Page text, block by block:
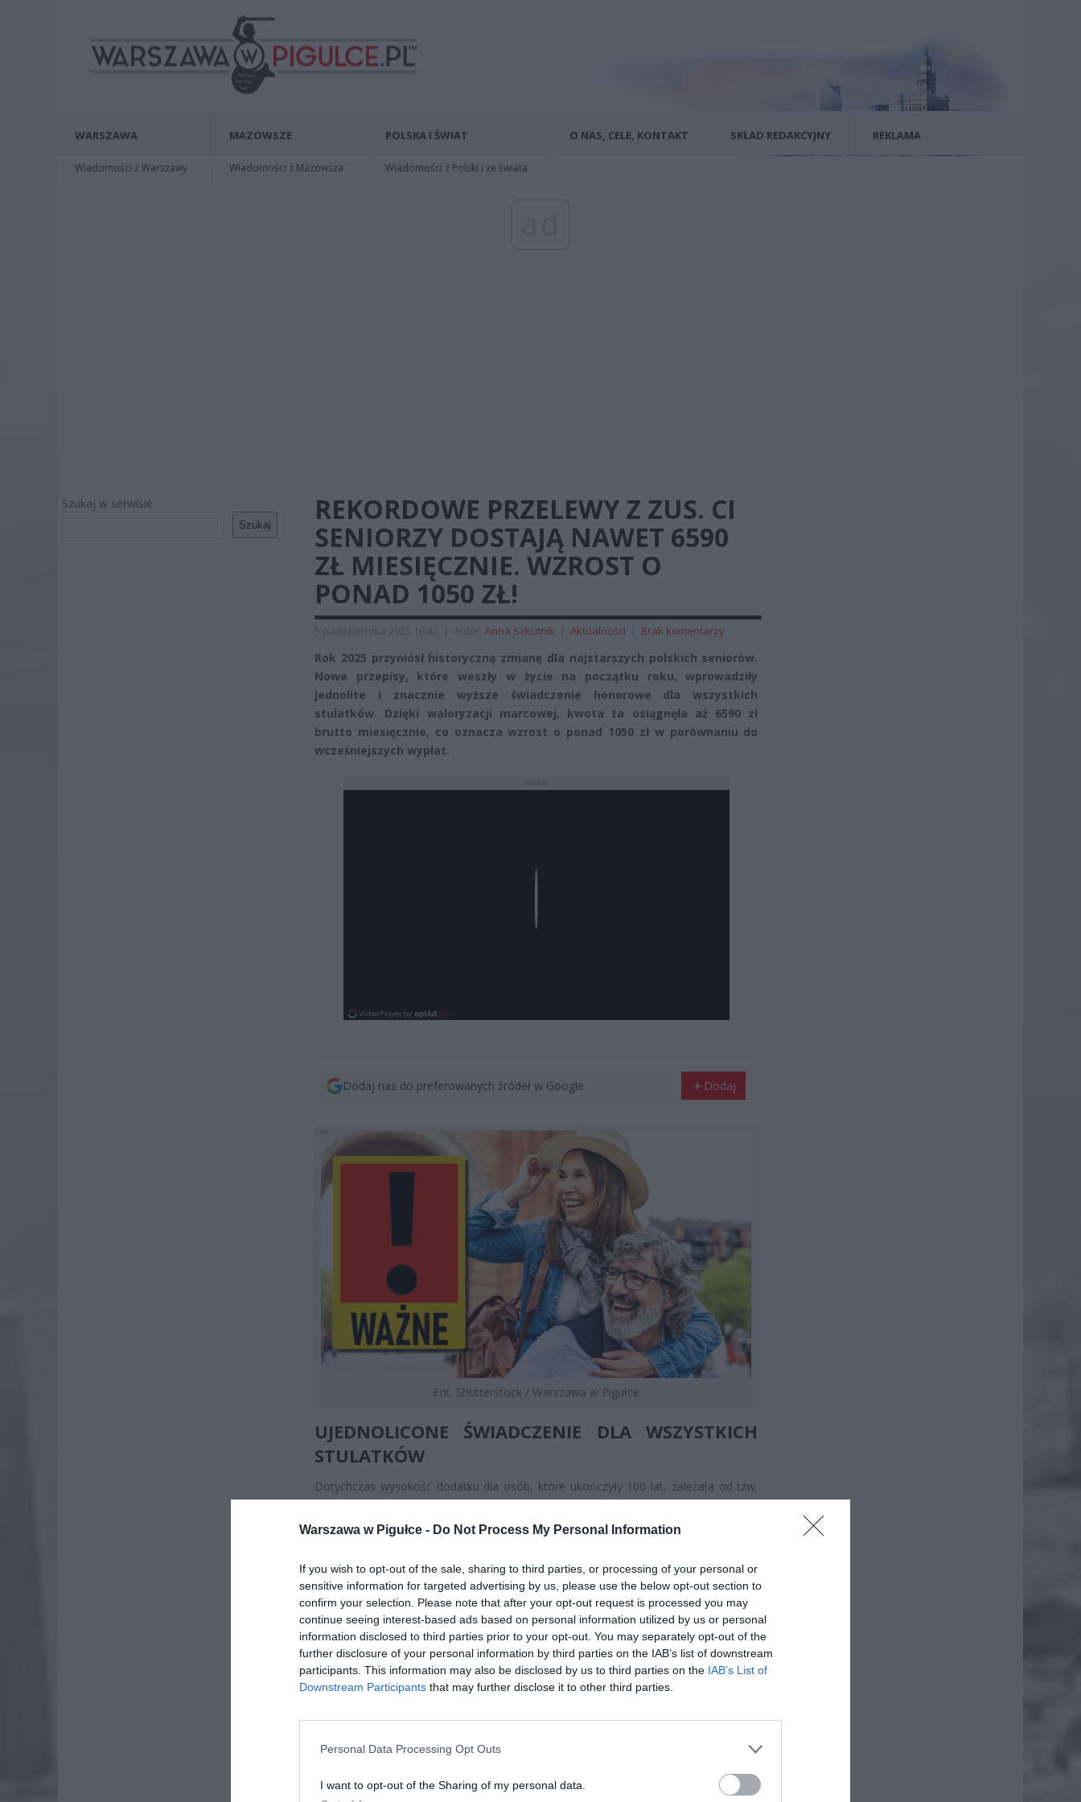
Warszawa w Pigułce - Do Not Process My Personal Information
If you wish to opt-out of the sale, sharing to third parties, or processing of your personal or
sensitive information for targeted advertising by us, please use the below opt-out section to
confirm your selection. Please note that after your opt-out request is processed you may
continue seeing interest-based ads based on personal information utilized by us or personal
information disclosed to third parties prior to your opt-out. You may separately opt-out of the
further disclosure of your personal information by third parties on the IAB’s list of downstream
participants. This information may also be disclosed by us to third parties on the IAB’s List of
Downstream Participants that may further disclose it to other third parties.
Personal Data Processing Opt Outs
I want to opt-out of the Sharing of my personal data.
WARSZAWA
Wiadomości z Warszawy
MAZOWSZE
Wiadomości z Mazowsza
POLSKA I ŚWIAT
Wiadomości z Polski i ze świata
O NAS, CELE, KONTAKT SKŁAD REDAKCYJNY REKLAMA
Szukaj w serwisie
Szukaj
REKORDOWE PRZELEWY Z ZUS. CI
SENIORZY DOSTAJĄ NAWET 6590
ZŁ MIESIĘCZNIE. WZROST O
PONAD 1050 ZŁ!
5 października 2025 16:42 | Autor: Anna Szkutnik | Aktualności | Brak komentarzy
Rok 2025 przyniósł historyczną zmianę dla najstarszych polskich seniorów.
Nowe przepisy, które weszły w życie na początku roku, wprowadziły
jednolite i znacznie wyższe świadczenie honorowe dla wszystkich
stulatków. Dzięki waloryzacji marcowej, kwota ta osiągnęła aż 6590 zł
brutto miesięcznie, co oznacza wzrost o ponad 1050 zł w porównaniu do
wcześniejszych wypłat.
Dodaj nas do preferowanych źródeł w Google Dodaj
Fot. Shutterstock / Warszawa w Pigułce
UJEDNOLICONE ŚWIADCZENIE DLA WSZYSTKICH
STULATKÓW
Dotychczas wysokość dodatku dla osób, które ukończyły 100 lat, zależała od tzw.
kwoty bazowej obowiązującej w roku urodzin beneficjenta. W praktyce oznaczało
to, że seniorzy z różnych roczników otrzymywali różne kwoty – jedni dostawali nieco
ponad 5 tys. zł, inni nawet ponad 6 tys. zł. Nowa regulacja to zmieniła.
ad